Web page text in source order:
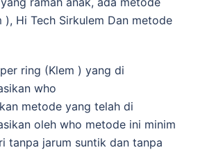
), Hi Tech Sirkulem Dan metode
ring (Klem ) yang di
who
metode yang telah di
oleh who metode ini minim
tanpa jarum suntik dan tanpa